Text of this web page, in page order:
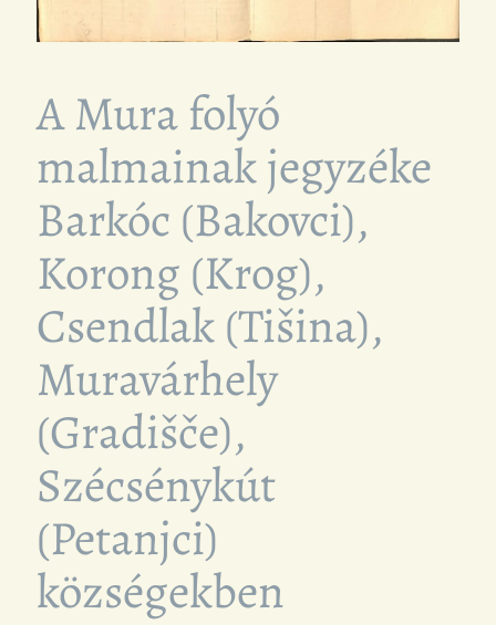
A Mura folyó
malmainak jegyzéke
Barkóc (Bakovci),
Korong (Krog),
Csendlak (Tišina),
Muravárhely
(Gradišče),
Szécsénykút
(Petanjci)
községekben